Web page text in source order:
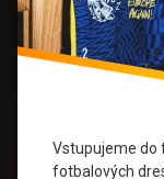
Vstupujeme do
fotbalových
Sběratelství
Technologické